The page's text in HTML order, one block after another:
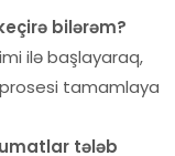
bilərəm?
ilə başlayaraq,
tamamlaya
tələb